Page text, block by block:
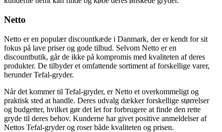
Netto
Netto er en populær discountkæde i Danmark, der er kendt for sit
fokus på lave priser og gode tilbud. Selvom Netto er en
discountbutik, går de ikke på kompromis med kvaliteten af deres
produkter. De tilbyder et omfattende sortiment af forskellige varer,
herunder Tefal-gryder.
Når det kommer til Tefal-gryder, er Netto et overkommeligt og
praktisk sted at handle. Deres udvalg dækker forskellige størrelser
og budgetter, hvilket gør det let for forbrugere at finde den rette
gryde til deres behov. Kunderne har givet positive anmeldelser af
Nettos Tefal-gryder og roser både kvaliteten og prisen.